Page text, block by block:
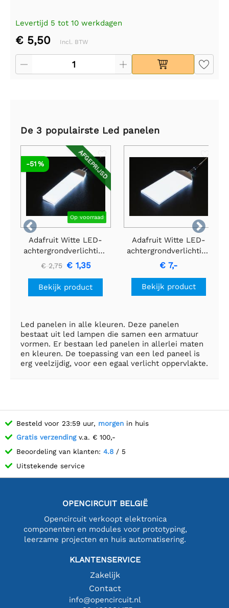
Levertijd 5 tot 10 werkdagen
€ 5,50 Incl. BTW
De 3 populairste Led panelen


AFGEPRIJSD
Op voorraad
-51 %
Adafruit Witte LED-
achtergrondverlichtingsmodule
- Klein 12 mm x 40
€ 2,75 € 1,35
Bekijk product
Adafruit Witte LED-
- Groot 45 mm x 86
mm
€ 7,-
Bekijk product
Led panelen in alle kleuren. Deze panelen
bestaat uit led lampen die samen een armatuur
vormen. Er bestaan led panelen in allerlei maten
en kleuren. De toepassing van een led paneel is
erg veelzijdig, voor een egaal verlicht oppervlakte.
Besteld voor 23:59 uur, morgen in huis
Gratis verzendingv.a. € 100,-
Beoordeling van klanten: 4.8 / 5
Uitstekende service
OPENCIRCUIT BELGIË
Opencircuit verkoopt elektronica
componenten en modules voor prototyping,
leerzame projecten en huis automatisering.
KLANTENSERVICE
Zakelijk
Contact
info@opencircuit.nl